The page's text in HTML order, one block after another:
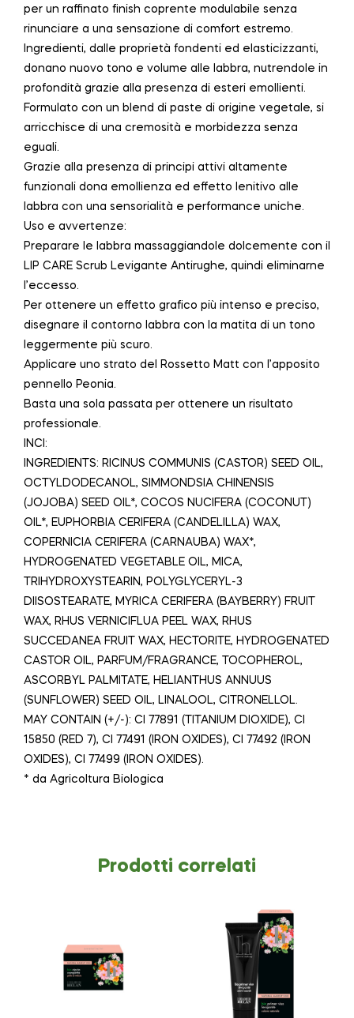
per un raffinato finish coprente modulabile senza
rinunciare a una sensazione di comfort estremo.
Ingredienti, dalle proprietà fondenti ed elasticizzanti,
donano nuovo tono e volume alle labbra, nutrendole in
profondità grazie alla presenza di esteri emollienti.
Formulato con un blend di paste di origine vegetale, si
arricchisce di una cremosità e morbidezza senza
eguali.
Grazie alla presenza di principi attivi altamente
funzionali dona emollienza ed effetto lenitivo alle
labbra con una sensorialità e performance uniche.
Uso e avvertenze:
Preparare le labbra massaggiandole dolcemente con il
LIP CARE Scrub Levigante Antirughe, quindi eliminarne
l’eccesso.
Per ottenere un effetto grafico più intenso e preciso,
disegnare il contorno labbra con la matita di un tono
leggermente più scuro.
Applicare uno strato del Rossetto Matt con l’apposito
pennello Peonia.
Basta una sola passata per ottenere un risultato
professionale.
INCI:
INGREDIENTS: RICINUS COMMUNIS (CASTOR) SEED OIL,
OCTYLDODECANOL, SIMMONDSIA CHINENSIS
(JOJOBA) SEED OIL*, COCOS NUCIFERA (COCONUT)
OIL*, EUPHORBIA CERIFERA (CANDELILLA) WAX,
COPERNICIA CERIFERA (CARNAUBA) WAX*,
HYDROGENATED VEGETABLE OIL, MICA,
TRIHYDROXYSTEARIN, POLYGLYCERYL-3
DIISOSTEARATE, MYRICA CERIFERA (BAYBERRY) FRUIT
WAX, RHUS VERNICIFLUA PEEL WAX, RHUS
SUCCEDANEA FRUIT WAX, HECTORITE, HYDROGENATED
CASTOR OIL, PARFUM/FRAGRANCE, TOCOPHEROL,
ASCORBYL PALMITATE, HELIANTHUS ANNUUS
(SUNFLOWER) SEED OIL, LINALOOL, CITRONELLOL.
MAY CONTAIN (+/-): CI 77891 (TITANIUM DIOXIDE), CI
15850 (RED 7), CI 77491 (IRON OXIDES), CI 77492 (IRON
OXIDES), CI 77499 (IRON OXIDES).
* da Agricoltura Biologica
Prodotti correlati